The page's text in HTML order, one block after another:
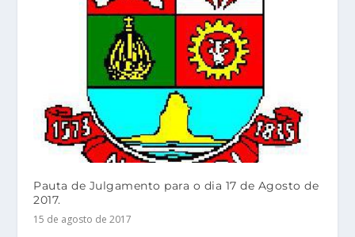
Pauta de Julgamento para o dia 17 de Agosto de
2017.
15 de agosto de 2017